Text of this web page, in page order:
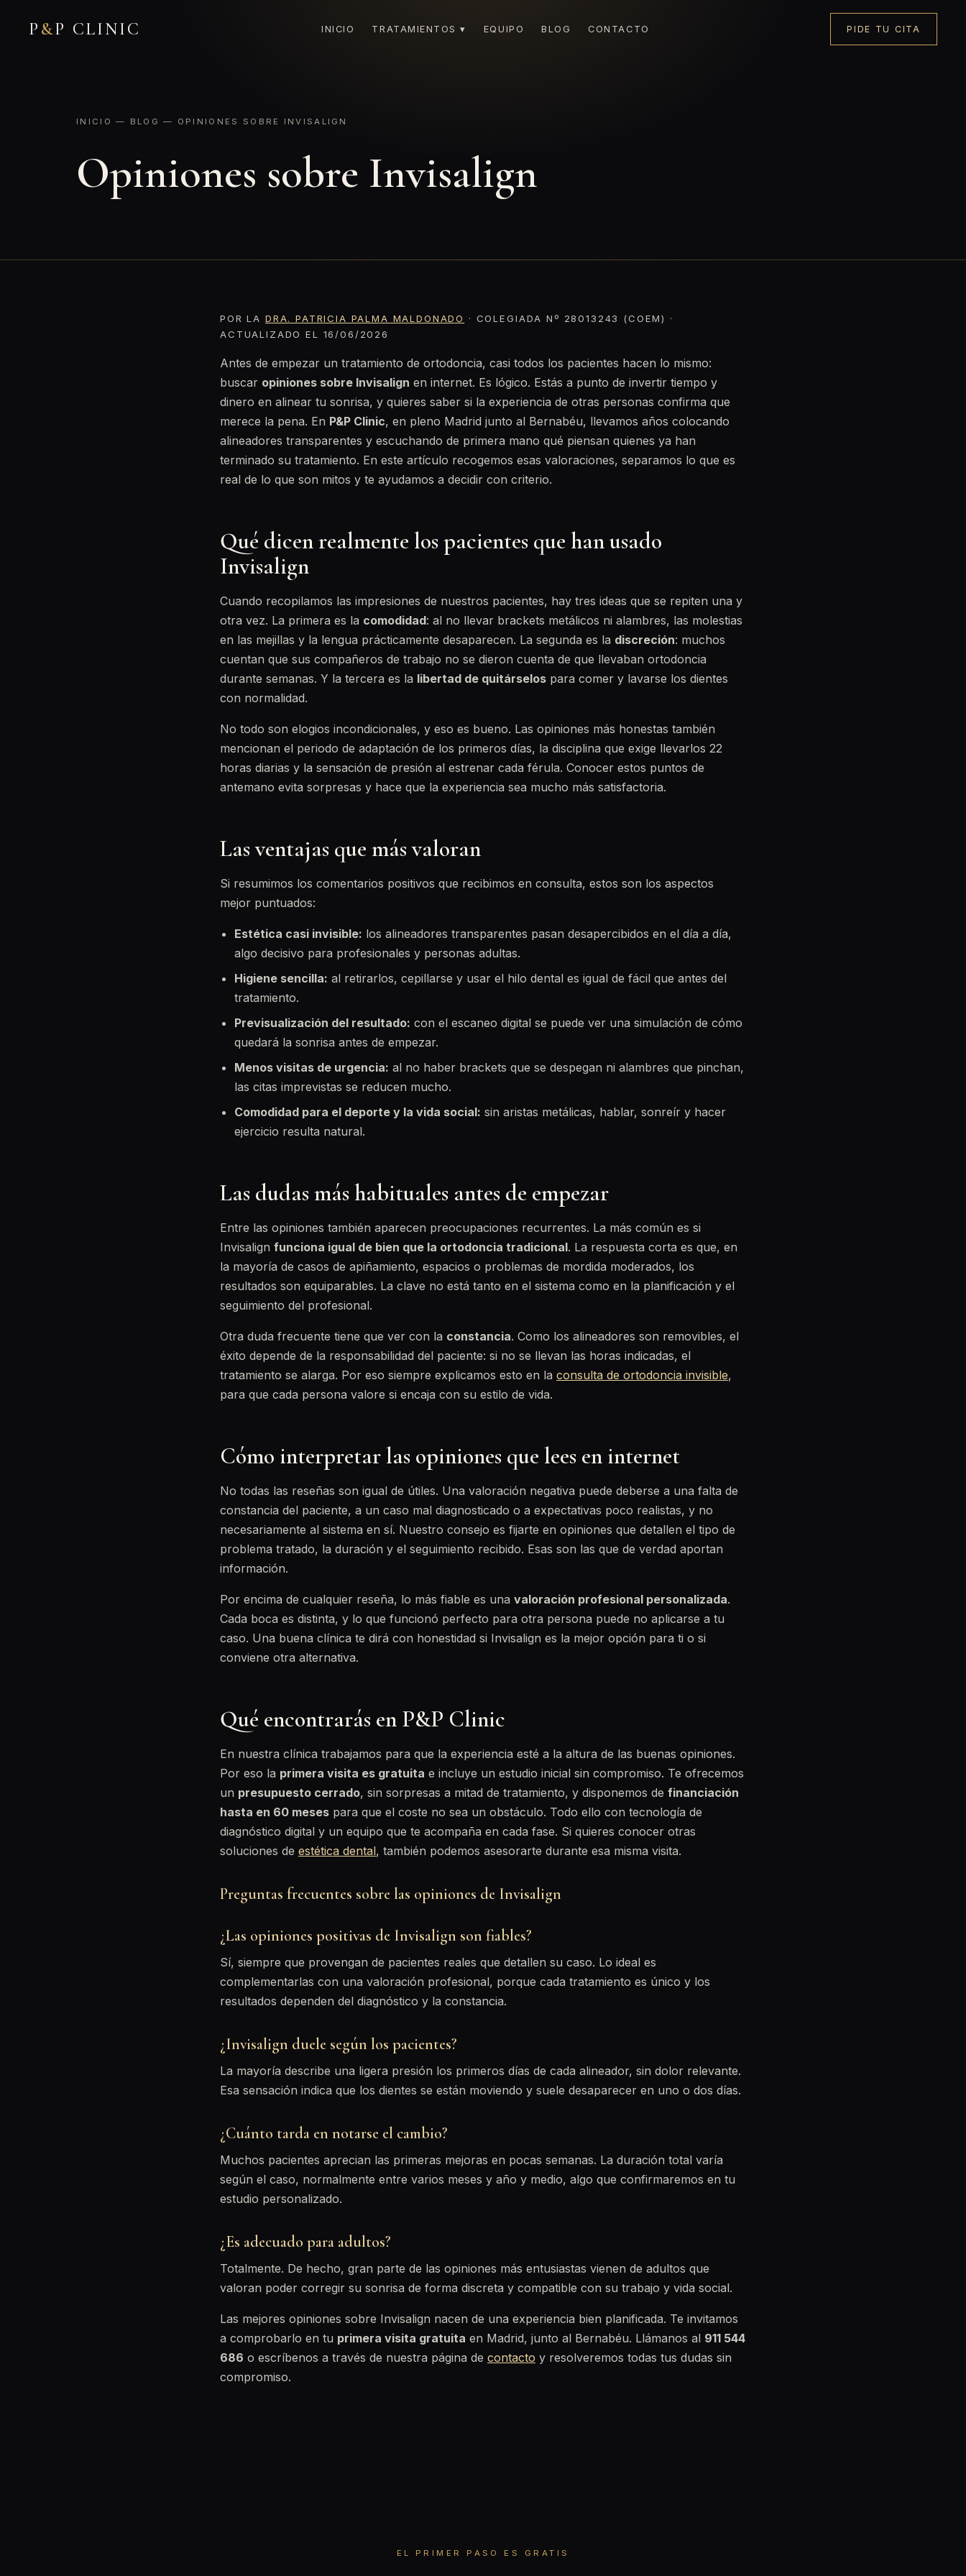
P &P CLINIC INICIO TRATAMIENTOS ▾ EQUIPO BLOG CONTACTO PIDE TU CITA
INICIO — BLOG — OPINIONES SOBRE INVISALIGN
Opiniones sobre Invisalign
POR LA DRA. PATRICIA PALMA MALDONADO
· COLEGIADA Nº 28013243 (COEM) ·
ACTUALIZADO EL 16/06/2026
Antes de empezar un tratamiento de ortodoncia, casi todos los pacientes hacen lo mismo:
buscar opiniones sobre Invisalign en internet. Es lógico. Estás a punto de invertir tiempo y
dinero en alinear tu sonrisa, y quieres saber si la experiencia de otras personas confirma que
merece la pena. En P&P Clinic, en pleno Madrid junto al Bernabéu, llevamos años colocando
alineadores transparentes y escuchando de primera mano qué piensan quienes ya han
terminado su tratamiento. En este artículo recogemos esas valoraciones, separamos lo que es
real de lo que son mitos y te ayudamos a decidir con criterio.
Qué dicen realmente los pacientes que han usado
Invisalign
Cuando recopilamos las impresiones de nuestros pacientes, hay tres ideas que se repiten una y
otra vez. La primera es la comodidad: al no llevar brackets metálicos ni alambres, las molestias
en las mejillas y la lengua prácticamente desaparecen. La segunda es la discreción: muchos
cuentan que sus compañeros de trabajo no se dieron cuenta de que llevaban ortodoncia
durante semanas. Y la tercera es la libertad de quitárselos para comer y lavarse los dientes
con normalidad.
No todo son elogios incondicionales, y eso es bueno. Las opiniones más honestas también
mencionan el periodo de adaptación de los primeros días, la disciplina que exige llevarlos 22
horas diarias y la sensación de presión al estrenar cada férula. Conocer estos puntos de
antemano evita sorpresas y hace que la experiencia sea mucho más satisfactoria.
Las ventajas que más valoran
Si resumimos los comentarios positivos que recibimos en consulta, estos son los aspectos
mejor puntuados:
Estética casi invisible: los alineadores transparentes pasan desapercibidos en el día a día,
algo decisivo para profesionales y personas adultas.
Higiene sencilla: al retirarlos, cepillarse y usar el hilo dental es igual de fácil que antes del
tratamiento.
Previsualización del resultado: con el escaneo digital se puede ver una simulación de cómo
quedará la sonrisa antes de empezar.
Menos visitas de urgencia: al no haber brackets que se despegan ni alambres que pinchan,
las citas imprevistas se reducen mucho.
Comodidad para el deporte y la vida social: sin aristas metálicas, hablar, sonreír y hacer
ejercicio resulta natural.
Las dudas más habituales antes de empezar
Entre las opiniones también aparecen preocupaciones recurrentes. La más común es si
Invisalign funciona igual de bien que la ortodoncia tradicional. La respuesta corta es que, en
la mayoría de casos de apiñamiento, espacios o problemas de mordida moderados, los
resultados son equiparables. La clave no está tanto en el sistema como en la planificación y el
seguimiento del profesional.
Otra duda frecuente tiene que ver con la constancia. Como los alineadores son removibles, el
éxito depende de la responsabilidad del paciente: si no se llevan las horas indicadas, el
tratamiento se alarga. Por eso siempre explicamos esto en la consulta de ortodoncia invisible,
para que cada persona valore si encaja con su estilo de vida.
Cómo interpretar las opiniones que lees en internet
No todas las reseñas son igual de útiles. Una valoración negativa puede deberse a una falta de
constancia del paciente, a un caso mal diagnosticado o a expectativas poco realistas, y no
necesariamente al sistema en sí. Nuestro consejo es fijarte en opiniones que detallen el tipo de
problema tratado, la duración y el seguimiento recibido. Esas son las que de verdad aportan
información.
Por encima de cualquier reseña, lo más fiable es una valoración profesional personalizada.
Cada boca es distinta, y lo que funcionó perfecto para otra persona puede no aplicarse a tu
caso. Una buena clínica te dirá con honestidad si Invisalign es la mejor opción para ti o si
conviene otra alternativa.
Qué encontrarás en P&P Clinic
En nuestra clínica trabajamos para que la experiencia esté a la altura de las buenas opiniones.
Por eso la primera visita es gratuita e incluye un estudio inicial sin compromiso. Te ofrecemos
un presupuesto cerrado, sin sorpresas a mitad de tratamiento, y disponemos de financiación
hasta en 60 meses para que el coste no sea un obstáculo. Todo ello con tecnología de
diagnóstico digital y un equipo que te acompaña en cada fase. Si quieres conocer otras
soluciones de estética dental, también podemos asesorarte durante esa misma visita.
Preguntas frecuentes sobre las opiniones de Invisalign
¿Las opiniones positivas de Invisalign son fiables?
Sí, siempre que provengan de pacientes reales que detallen su caso. Lo ideal es
complementarlas con una valoración profesional, porque cada tratamiento es único y los
resultados dependen del diagnóstico y la constancia.
¿Invisalign duele según los pacientes?
La mayoría describe una ligera presión los primeros días de cada alineador, sin dolor relevante.
Esa sensación indica que los dientes se están moviendo y suele desaparecer en uno o dos días.
¿Cuánto tarda en notarse el cambio?
Muchos pacientes aprecian las primeras mejoras en pocas semanas. La duración total varía
según el caso, normalmente entre varios meses y año y medio, algo que confirmaremos en tu
estudio personalizado.
¿Es adecuado para adultos?
Totalmente. De hecho, gran parte de las opiniones más entusiastas vienen de adultos que
valoran poder corregir su sonrisa de forma discreta y compatible con su trabajo y vida social.
Las mejores opiniones sobre Invisalign nacen de una experiencia bien planificada. Te invitamos
a comprobarlo en tu primera visita gratuita en Madrid, junto al Bernabéu. Llámanos al 911 544
686 o escríbenos a través de nuestra página de contacto y resolveremos todas tus dudas sin
compromiso.
EL PRIMER PASO ES GRATIS